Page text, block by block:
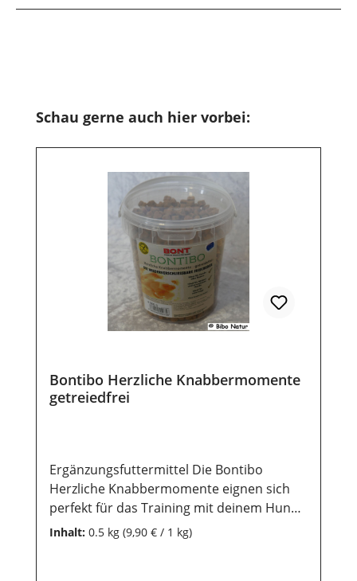
Produktgalerie überspringen
Schau gerne auch hier vorbei:
Bontibo Herzliche Knabbermomente
getreiedfrei
Ergänzungsfuttermittel Die Bontibo
Herzliche Knabbermomente eignen sich
perfekt für das Training mit deinem Hund
und ist ein gern genommenes,
Inhalt: 0.5 kg (9,90 € / 1 kg)